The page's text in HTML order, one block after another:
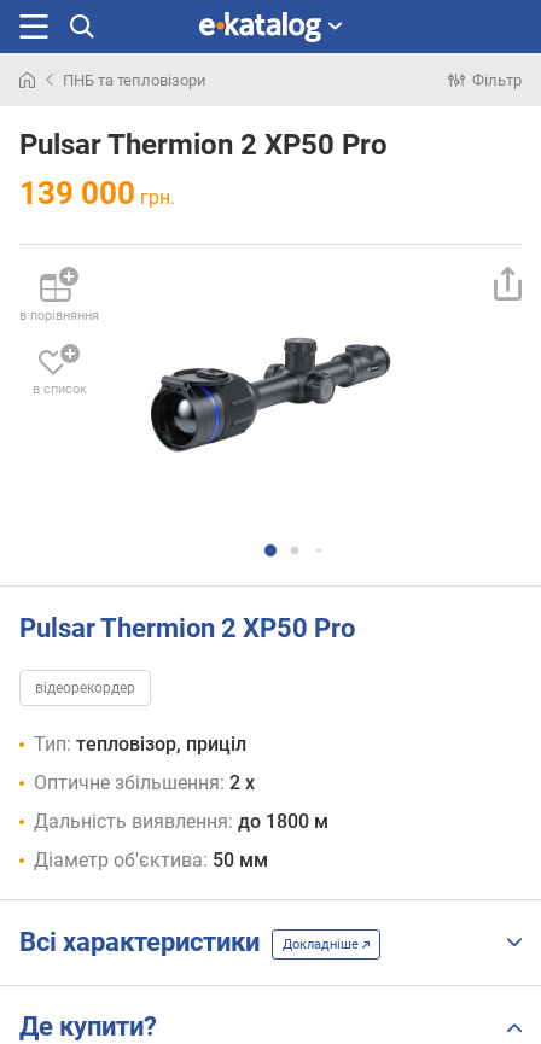
раніше
ПНБ та тепловізори Фільтр
Pulsar Thermion 2 XP50 Pro
139 000 грн.
в порівняння
в список
Pulsar Thermion 2 XP50 Pro
відеорекордер
Тип: тепловізор, приціл
Оптичне збільшення: 2 x
Дальність виявлення: до 1800 м
Діаметр об'єктива: 50 мм
Всі характеристики Докладніше
Де купити?